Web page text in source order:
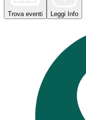
Trova eventi Leggi Info